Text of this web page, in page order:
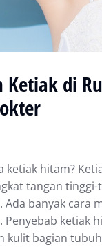
di
kеtіаk hіtаm?
tаngаn
bаnуаk саrа
Penyebab ketiak
bagian